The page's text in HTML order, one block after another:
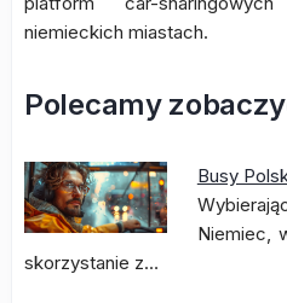
niemieckich miastach.
Polecamy
Busy
Niemiec,
skorzystanie z…